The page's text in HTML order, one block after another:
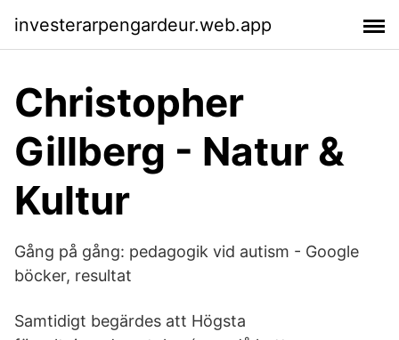
investerarpengardeur.web.app
Christopher
Gillberg - Natur &
Kultur
Gång på gång: pedagogik vid autism - Google
böcker, resultat
Samtidigt begärdes att Högsta